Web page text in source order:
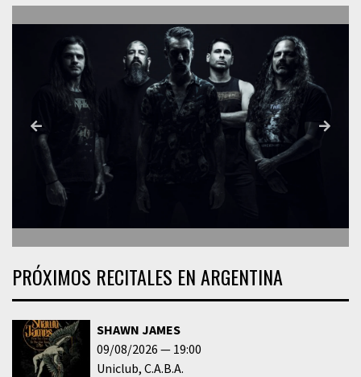
PRÓXIMOS RECITALES EN ARGENTINA
SHAWN JAMES
09/08/2026
19:00
Uniclub C.A.B.A.